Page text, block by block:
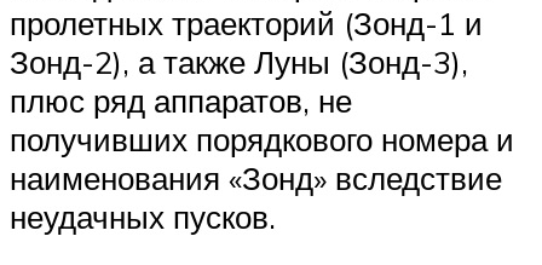
пролетных траекторий (Зонд-1 и
Зонд-2), а также Луны (Зонд-3),
плюс ряд аппаратов, не
получивших порядкового номера и
наименования «Зонд» вследствие
неудачных пусков.